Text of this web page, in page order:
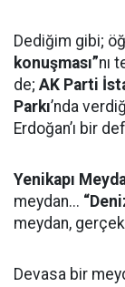
Dediğim gibi;
konuşması”nı
de; AK Parti
Parkı’nda
Erdoğan’ı bir
Yenikapı
meydan...
meydan,
Devasa bir